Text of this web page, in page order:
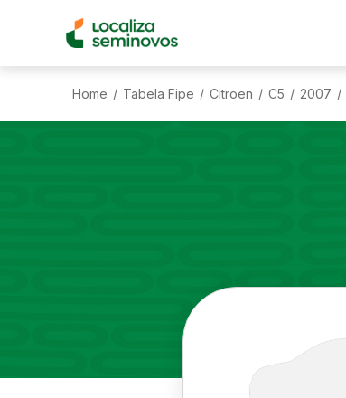
Home / Tabela Fipe / Citroen / C5 / 2007 /